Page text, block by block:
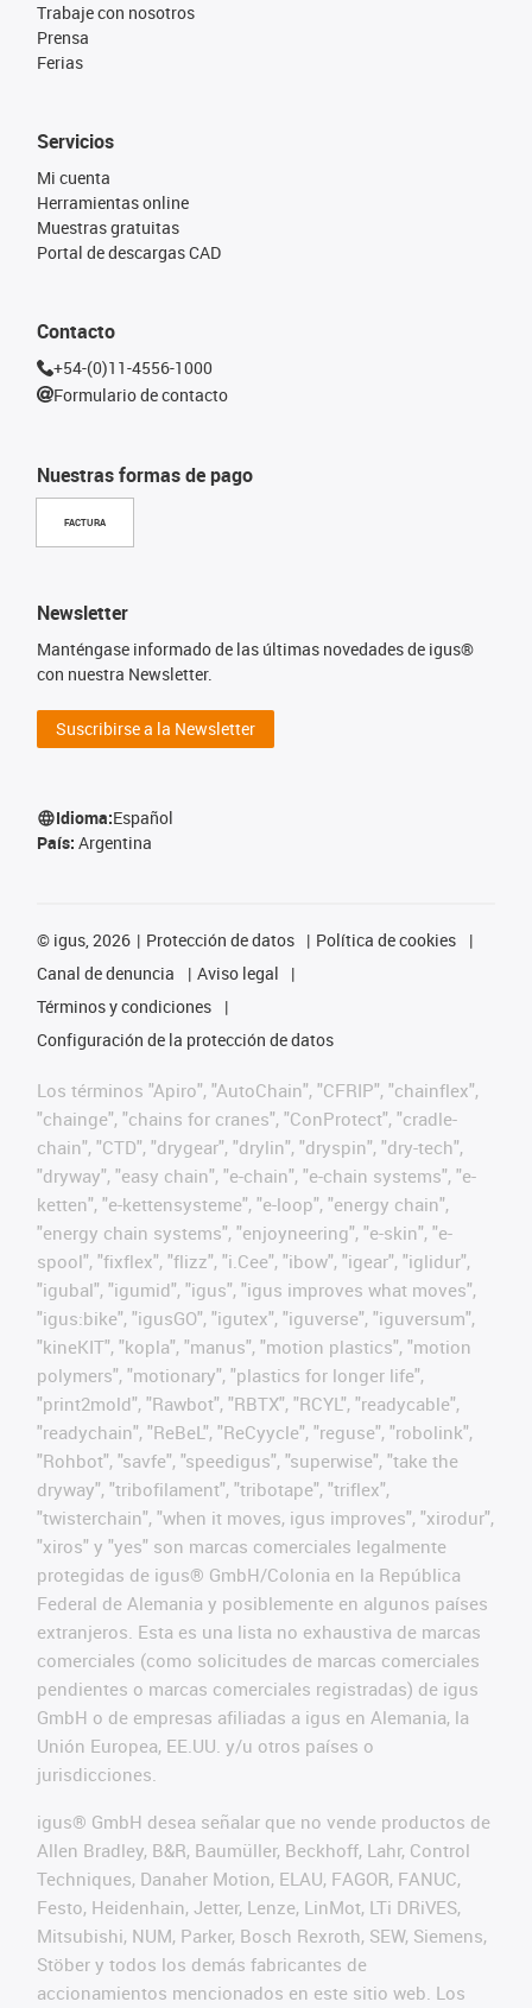
Trabaje con nosotros
Prensa
Ferias
Nuestras formas de pago
FACTURA
Servicios
Mi cuenta
Herramientas online
Muestras gratuitas
Portal de descargas CAD
Contacto
+54-(0)11-4556-1000
Formulario de contacto
Newsletter
Manténgase informado de las últimas novedades de igus®
con nuestra Newsletter.
Suscribirse a la Newsletter
Idioma:Español
País: Argentina
© igus, 2026 Protección de datos
Política de cookies
Canal de denuncia
Aviso legal
Términos y condiciones
Configuración de la protección de datos
Los términos "Apiro", "AutoChain", "CFRIP", "chainflex",
"chainge", "chains for cranes", "ConProtect", "cradle-
chain", "CTD", "drygear", "drylin", "dryspin", "dry-tech",
"dryway", "easy chain", "e-chain", "e-chain systems", "e-
ketten", "e-kettensysteme", "e-loop", "energy chain",
"energy chain systems", "enjoyneering", "e-skin", "e-
spool", "fixflex", "flizz", "i.Cee", "ibow", "igear", "iglidur",
"igubal", "igumid", "igus", "igus improves what moves",
"igus:bike", "igusGO", "igutex", "iguverse", "iguversum",
"kineKIT", "kopla", "manus", "motion plastics", "motion
polymers", "motionary", "plastics for longer life",
"print2mold", "Rawbot", "RBTX", "RCYL", "readycable",
"readychain", "ReBeL", "ReCyycle", "reguse", "robolink",
"Rohbot", "savfe", "speedigus", "superwise", "take the
dryway", "tribofilament", "tribotape", "triflex",
"twisterchain", "when it moves, igus improves", "xirodur",
"xiros" y "yes" son marcas comerciales legalmente
protegidas de igus® GmbH/Colonia en la República
Federal de Alemania y posiblemente en algunos países
extranjeros. Esta es una lista no exhaustiva de marcas
comerciales (como solicitudes de marcas comerciales
pendientes o marcas comerciales registradas) de igus
GmbH o de empresas afiliadas a igus en Alemania, la
Unión Europea, EE.UU. y/u otros países o
jurisdicciones.
igus® GmbH desea señalar que no vende productos de
Allen Bradley, B&R, Baumüller, Beckhoff, Lahr, Control
Techniques, Danaher Motion, ELAU, FAGOR, FANUC,
Festo, Heidenhain, Jetter, Lenze, LinMot, LTi DRiVES,
Mitsubishi, NUM, Parker, Bosch Rexroth, SEW, Siemens,
Stöber y todos los demás fabricantes de
accionamientos mencionados en este sitio web. Los